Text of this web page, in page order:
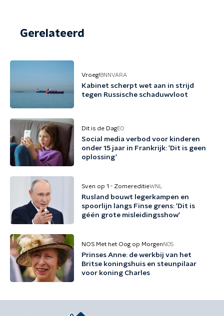
Gerelateerd
Vroeg! BNNVARA
Kabinet scherpt wet aan in strijd
tegen Russische schaduwvloot
Dit is de DagEO
Social media verbod voor kinderen
onder 15 jaar in Frankrijk: 'Dit is geen
oplossing'
Sven op 1 - ZomereditieWNL
Rusland bouwt legerkampen en
spoorlijn langs Finse grens: 'Dit is
géén grote misleidingsshow'
NOS Met het Oog op Morgen NOS
Prinses Anne: de werkbij van het
Britse koningshuis en steunpilaar
voor koning Charles